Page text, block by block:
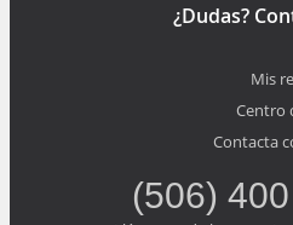
¿Dudas?
Mis
Centro
Contacta
(506)